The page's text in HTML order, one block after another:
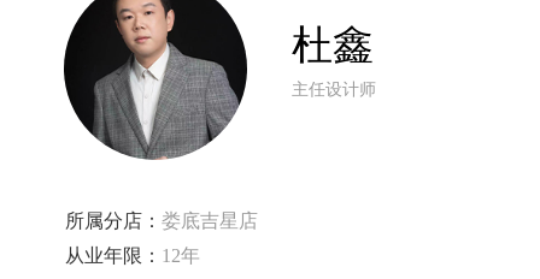
杜鑫
主任设计师
所属分店： 娄底吉星店
从业年限： 12年